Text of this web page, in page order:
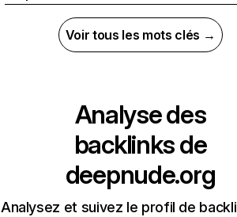
Voir tous les mots clés →
Analyse des
backlinks de
deepnude.org
Analysez et suivez le profil de